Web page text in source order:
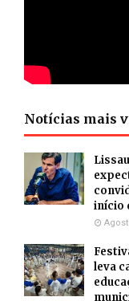
Notícias mais
início
leva